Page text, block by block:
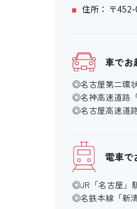
住所： 〒
車でお
◎名古屋第二環
◎名神高速道路
◎名古屋高速道
電車で
◎JR「名古屋」
◎名鉄本線「新